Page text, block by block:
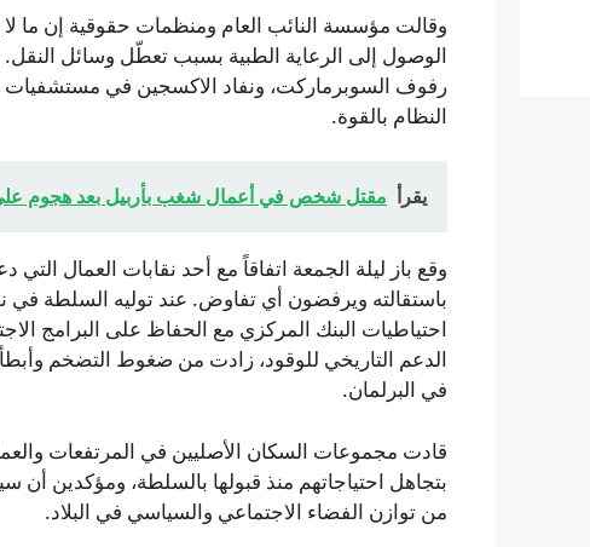
الوصول إلى الرعاية الطبية بسبب تعطّل وسائل
رفوف السوبرماركت، ونفاد الاكسجين في مستشفيات
النظام بالقوة.
يقرأ مقتل شخص في أعمال شغب بأربيل بعد هجوم
وقع باز ليلة الجمعة اتفاقاً مع أحد نقابات العمال
باستقالته ويرفضون أي تفاوض. عند توليه السلطة في
احتياطيات البنك المركزي مع الحفاظ على البرامج
الدعم التاريخي للوقود، زادت من ضغوط التضخم
في البرلمان.
قادت مجموعات السكان الأصليين في المرتفعات
بتجاهل احتياجاتهم منذ قبولها بالسلطة،
من توازن الفضاء الاجتماعي والسياسي في البلاد.